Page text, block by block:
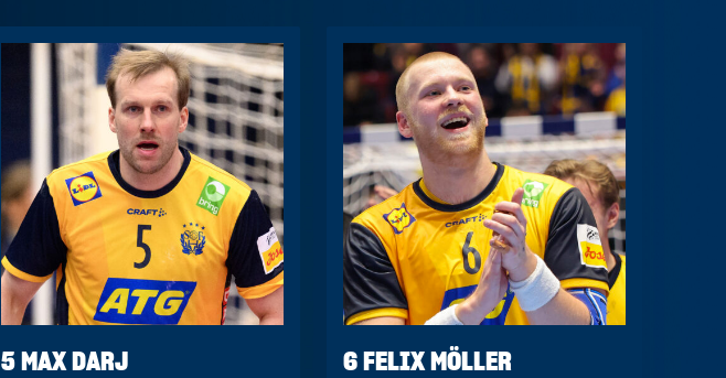
5 MAX DARJ
6 FELIX MÖLLER